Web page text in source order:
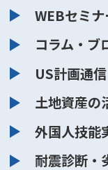
WEBセミナ
コラム・ブ
US計画通信
土地資産の
外国人技能
耐震診断・